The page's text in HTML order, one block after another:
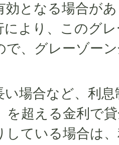
効となる場合が
により、このグ
で、グレーゾー
場合など、利
を超える金利で
している場合は